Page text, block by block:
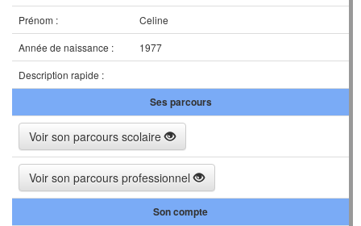
Prénom :
Celine
Année de naissance :
1977
Description rapide :
Ses parcours
Voir son parcours scolaire
Voir son parcours professionnel
Son compte